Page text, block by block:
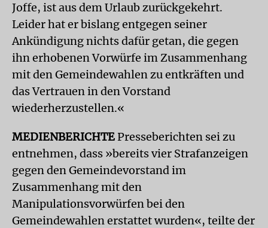
Joffe, ist aus dem Urlaub zurückgekehrt.
Leider hat er bislang entgegen seiner
Ankündigung nichts dafür getan, die gegen
ihn erhobenen Vorwürfe im Zusammenhang
mit den Gemeindewahlen zu entkräften und
das Vertrauen in den Vorstand
wiederherzustellen.«
MEDIENBERICHTEPresseberichten sei zu
entnehmen, dass »bereits vier Strafanzeigen
gegen den Gemeindevorstand im
Zusammenhang mit den
Manipulationsvorwürfen bei den
Gemeindewahlen erstattet wurden«, teilte der